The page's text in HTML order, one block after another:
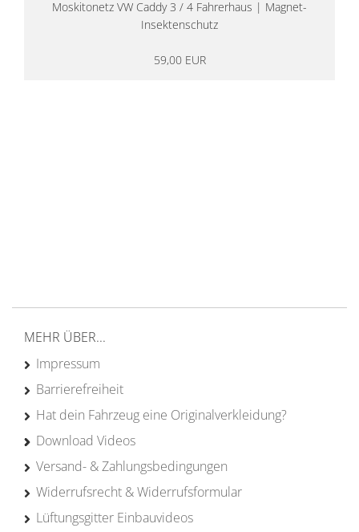
Moskitonetz VW Caddy 3 / 4 Fahrerhaus | Magnet-
Insektenschutz
59,00 EUR
MEHR ÜBER...
Impressum
Barrierefreiheit
Hat dein Fahrzeug eine Originalverkleidung?
Download Videos
Versand- & Zahlungsbedingungen
Widerrufsrecht & Widerrufsformular
Lüftungsgitter Einbauvideos